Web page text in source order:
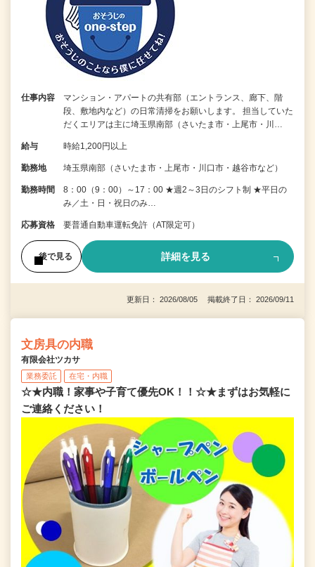
仕事内容
マンション・アパートの共有部（エントランス、廊下、階
段、敷地内など）の日常清掃をお願いします。 担当していた
だくエリアは主に埼玉県南部（さいたま市・上尾市・川…
給与 時給1,200円以上
勤務地 埼玉県南部（さいたま市・上尾市・川口市・越谷市など）
勤務時間
8：00（9：00）～17：00 ★週2～3日のシフト制 ★平日の
み／土・日・祝日のみ…
応募資格 要普通自動車運転免許（AT限定可）
後で見る 詳細を見る
更新日： 2026/08/05 掲載終了日： 2026/09/11
文房具の内職
有限会社ツカサ
業務委託 在宅・内職
☆★内職！家事や子育て優先OK！！☆★まずはお気軽に
ご連絡ください！